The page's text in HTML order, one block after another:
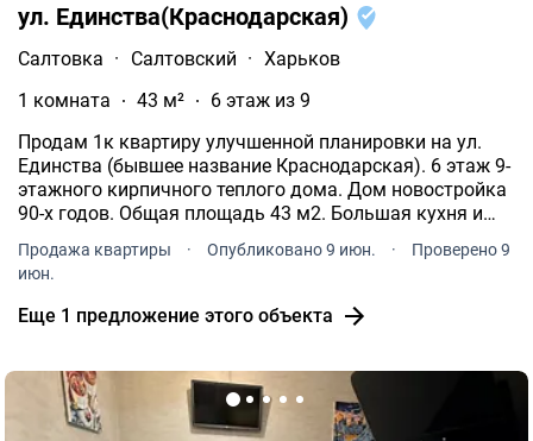
ул. Единства(Краснодарская)
Салтовка · Салтовский · Харьков
1 комната
43 м²
6 этаж из 9
Продам 1к квартиру улучшенной планировки на ул.
Единства (бывшее название Краснодарская). 6 этаж 9-
этажного кирпичного теплого дома. Дом новостройка
90-х годов. Общая площадь 43 м2. Большая кухня и
просторная комната. Большая ванная комната.
Мебель техника. Заходи и живи.
Продажа квартиры · Опубликовано 9 июн. ·
Проверено 9
июн.
Еще 1 предложение этого объекта